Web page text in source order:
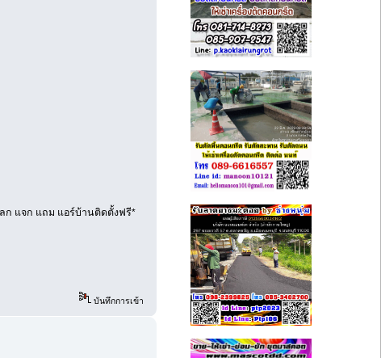
ก แจก แถม แอร์บ้านติดตั้งฟรี*
บันทึกการเข้า